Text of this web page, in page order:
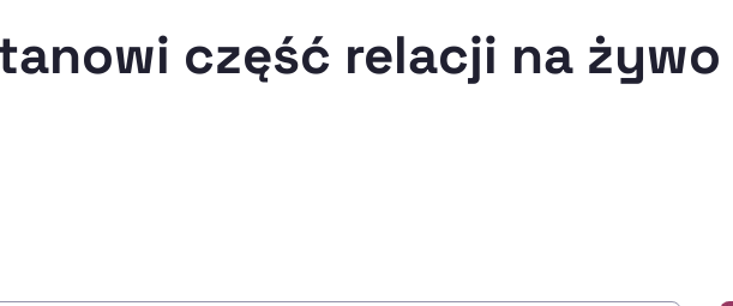
część relacji na